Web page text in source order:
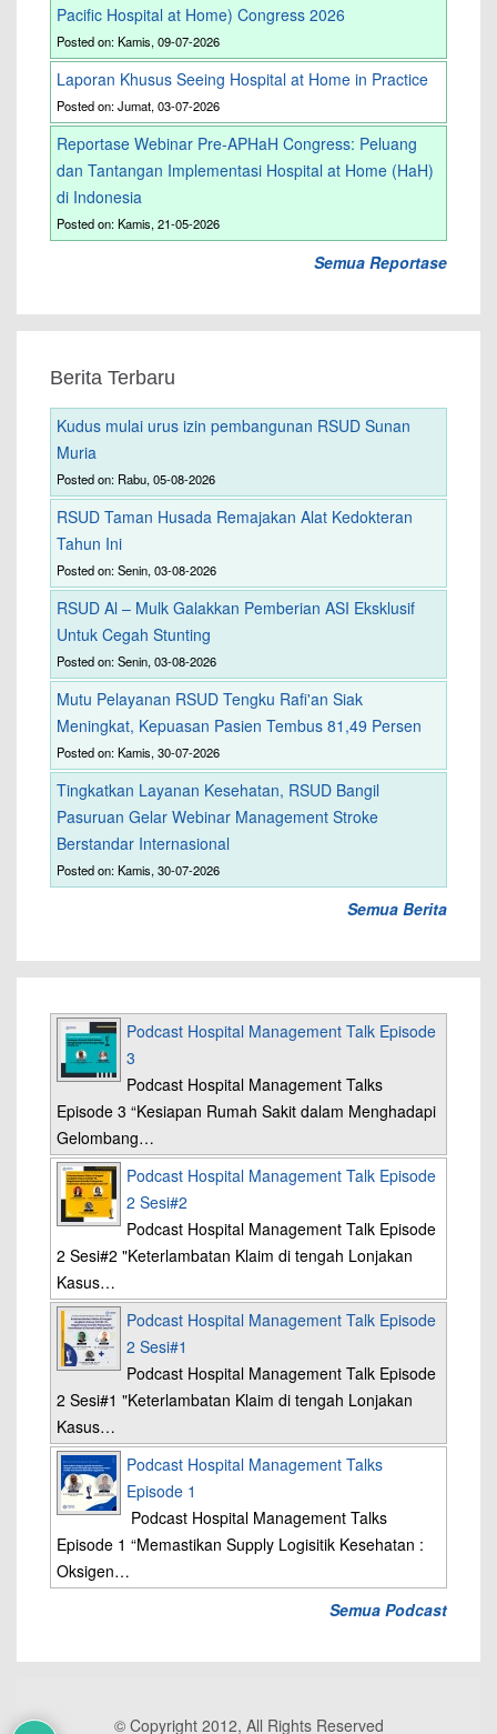
Pacific Hospital at Home) Congress 2026
Posted on: Kamis, 09-07-2026
Laporan Khusus Seeing Hospital at Home in Practice
Posted on: Jumat, 03-07-2026
Reportase Webinar Pre-APHaH Congress: Peluang
dan Tantangan Implementasi Hospital at Home (HaH)
di Indonesia
Posted on: Kamis, 21-05-2026
Semua Reportase
Berita Terbaru
Kudus mulai urus izin pembangunan RSUD Sunan
Muria
Posted on: Rabu, 05-08-2026
RSUD Taman Husada Remajakan Alat Kedokteran
Tahun Ini
Posted on: Senin, 03-08-2026
RSUD Al – Mulk Galakkan Pemberian ASI Eksklusif
Untuk Cegah Stunting
Posted on: Senin, 03-08-2026
Mutu Pelayanan RSUD Tengku Rafi'an Siak
Meningkat, Kepuasan Pasien Tembus 81,49 Persen
Posted on: Kamis, 30-07-2026
Tingkatkan Layanan Kesehatan, RSUD Bangil
Pasuruan Gelar Webinar Management Stroke
Berstandar Internasional
Posted on: Kamis, 30-07-2026
Semua Berita
Podcast Hospital Management Talk Episode
3
Podcast Hospital Management Talks
Episode 3 “Kesiapan Rumah Sakit dalam Menghadapi
Gelombang…
Podcast Hospital Management Talk Episode
2 Sesi#2
Podcast Hospital Management Talk Episode
2 Sesi#2 "Keterlambatan Klaim di tengah Lonjakan
Kasus…
Podcast Hospital Management Talk Episode
2 Sesi#1
Podcast Hospital Management Talk Episode
2 Sesi#1 "Keterlambatan Klaim di tengah Lonjakan
Kasus…
Podcast Hospital Management Talks
Episode 1
Podcast Hospital Management Talks
Episode 1 “Memastikan Supply Logisitik Kesehatan :
Oksigen…
Semua Podcast
© Copyright 2012, All Rights Reserved